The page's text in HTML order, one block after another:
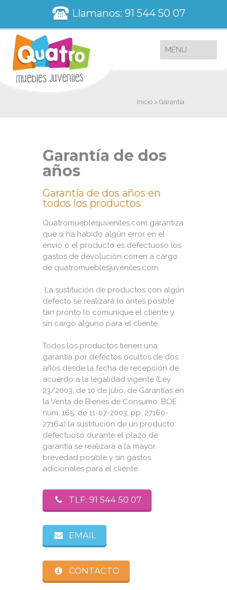
Llamanos: 91 544 50 07
Inicio > Garantía
Garantía de dos
años
Garantía de dos años en
todos los productos
Quatromueblesjuveniles.com garantiza
que si ha habido algún error en el
envío o el producto es defectuoso los
gastos de devolución corren a cargo
de quatromueblesjuveniles.com.
La sustitución de productos con algún
defecto se realizará lo antes posible
tan pronto lo comunique el cliente y
sin cargo alguno para el cliente.
Todos los productos tienen una
garantía por defectos ocultos de dos
años desde la fecha de recepción de
acuerdo a la legalidad vigente (Ley
23/2003, de 10 de julio, de Garantías en
la Venta de Bienes de Consumo, BOE
núm. 165, de 11-07-2003, pp. 27160-
27164) la sustitución de un producto
defectuoso durante el plazo de
garantía se realizará a la mayor
brevedad posible y sin gastos
adicionales para el cliente.
TLF: 91 544 50 07
EMAIL
CONTACTO